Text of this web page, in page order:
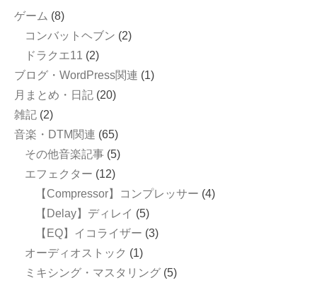
ゲーム (8)
コンバットヘブン (2)
ドラクエ11 (2)
ブログ・WordPress関連 (1)
月まとめ・日記 (20)
雑記 (2)
音楽・DTM関連 (65)
その他音楽記事 (5)
エフェクター (12)
【Compressor】コンプレッサー (4)
【Delay】ディレイ (5)
【EQ】イコライザー (3)
オーディオストック (1)
ミキシング・マスタリング (5)